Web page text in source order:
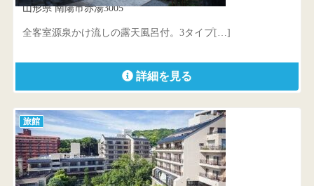
山形県 南陽市赤湯3005
全客室源泉かけ流しの露天風呂付。3タイプ[…]
詳細を見る
旅館